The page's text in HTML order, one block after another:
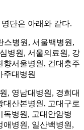
단은 아래와 같다.
스병원, 서울백병원,
병원, 서울의료원, 강
향서울병원, 건대충주
주대병원
, 영남대병원, 경희대
대산본병원, 고대구로
독병원, 고대안암병
애병원, 일산백병원,